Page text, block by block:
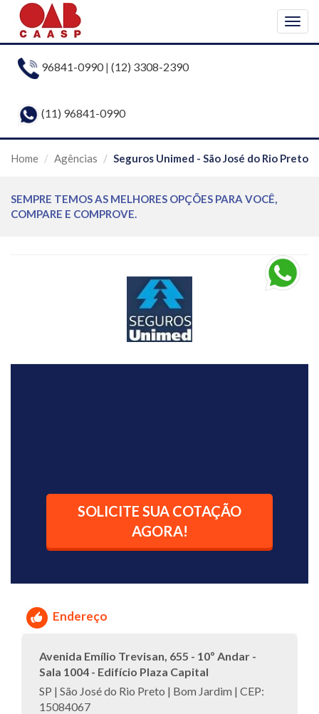
96841-0990| (12) 3308-2390
(11) 96841-0990
Home Agências Seguros Unimed - São José do Rio Preto
SEMPRE TEMOS AS MELHORES OPÇÕES PARA VOCÊ,
COMPARE E COMPROVE.
SOLICITE SUA COTAÇÃO
AGORA!
Endereço
Avenida Emílio Trevisan, 655 - 10º Andar -
Sala 1004 - Edifício Plaza Capital
SP | São José do Rio Preto | Bom Jardim | CEP:
15084067